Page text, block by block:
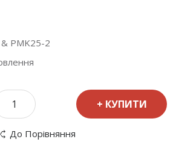
PMK25-2
КУПИТИ
До Порівняння